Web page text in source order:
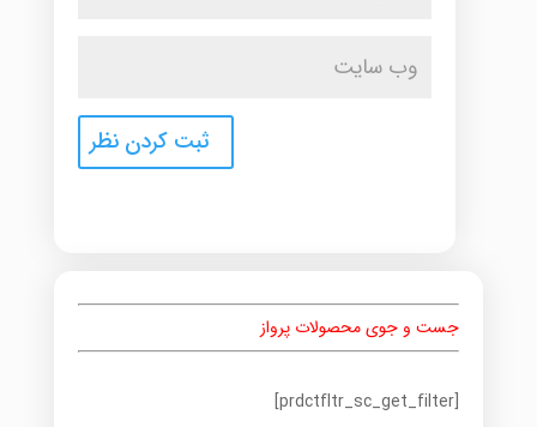
جست و جوی محصولات پرواز
[prdctfltr_sc_get_filter]